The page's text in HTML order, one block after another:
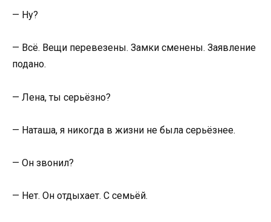
— Ну?
— Всё. Вещи перевезены. Замки сменены. Заявление
подано.
— Лена, ты серьёзно?
— Наташа, я никогда в жизни не была серьёзнее.
— Он звонил?
— Нет. Он отдыхает. С семьёй.